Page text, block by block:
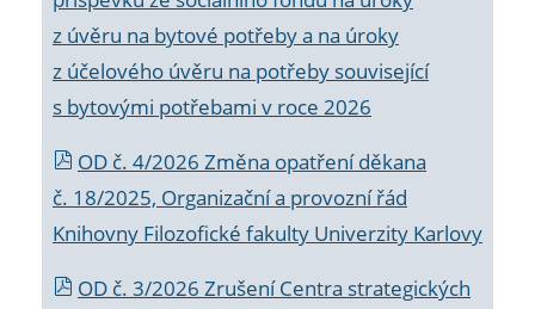
z úvěru na bytové potřeby a na úroky
z účelového úvěru na potřeby související
s bytovými potřebami v roce 2026
OD č. 4/2026 Změna opatření děkana
č. 18/2025, Organizační a provozní řád
Knihovny Filozofické fakulty Univerzity Karlovy
OD č. 3/2026 Zrušení Centra strategických